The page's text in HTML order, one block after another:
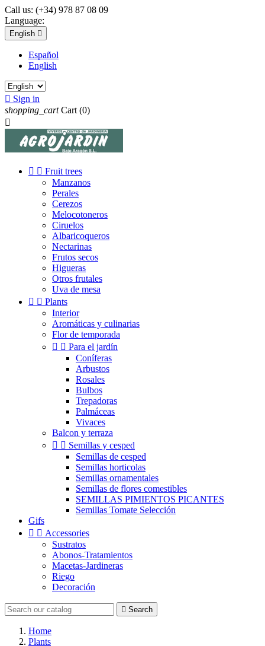
Call us: (+34) 978 87 08 09
Language:
English 
Español
English
 Sign in
shopping_cart Cart (0)

  Fruit trees
Manzanos
Perales
Cerezos
Melocotoneros
Ciruelos
Albaricoqueros
Nectarinas
Frutos secos
Higueras
Otros frutales
Uva de mesa
  Plants
Interior
Aromáticas y culinarias
Flor de temporada
  Para el jardín
Coníferas
Arbustos
Rosales
Bulbos
Trepadoras
Palmáceas
Vivaces
Balcon y terraza
  Semillas y cesped
Semillas de cesped
Semillas horticolas
Semillas ornamentales
Semillas de flores comestibles
SEMILLAS PIMIENTOS PICANTES
Semillas Tomate Selección
Gifs
  Accessories
Sustratos
Abonos-Tratamientos
Macetas-Jardineras
Riego
Decoración
 Search
Home
Plants